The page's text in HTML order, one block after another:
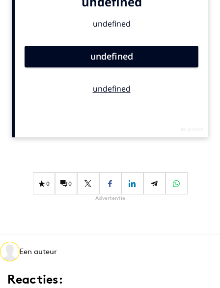
Campagnes
Data & Insights
Digital transformation
Interne communicatie
Martech
Media
0 0
Advertentie
Een auteur
Reacties: